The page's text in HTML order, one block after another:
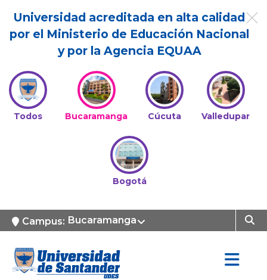
Universidad acreditada en alta calidad
por el Ministerio de Educación Nacional
y por la Agencia EQUAA
Todos Bucaramanga Cúcuta Valledupar
Bogotá
Campus: Bucaramanga